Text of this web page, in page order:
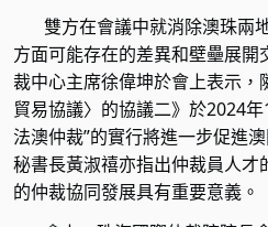
雙方在會議中就消除澳珠兩
方面可能存在的差異和壁壘展
裁中心主席徐偉坤於會上表示，
貿易協議〉的協議二》於2024年
法澳仲裁”的實行將進一步促進
秘書長黃淑禧亦指出仲裁員人才
的仲裁協同發展具有重要意義。